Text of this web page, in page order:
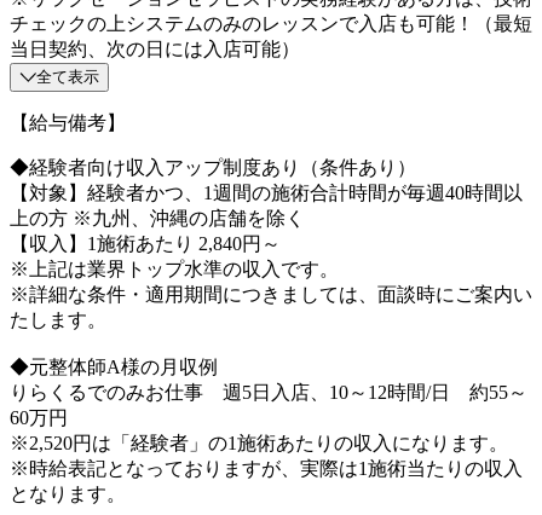
チェックの上システムのみのレッスンで入店も可能！（最短
当日契約、次の日には入店可能）
全て表示
【給与備考】
◆経験者向け収入アップ制度あり（条件あり）
【対象】経験者かつ、1週間の施術合計時間が毎週40時間以
上の方 ※九州、沖縄の店舗を除く
【収入】1施術あたり 2,840円～
※上記は業界トップ水準の収入です。
※詳細な条件・適用期間につきましては、面談時にご案内い
たします。
◆元整体師A様の月収例
りらくるでのみお仕事 週5日入店、10～12時間/日 約55～
60万円
※2,520円は「経験者」の1施術あたりの収入になります。
※時給表記となっておりますが、実際は1施術当たりの収入
となります。